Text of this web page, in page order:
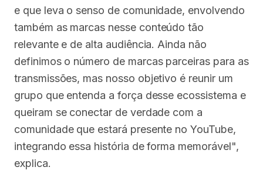
e que leva o senso de comunidade, envolvendo
também as marcas nesse conteúdo tão
relevante e de alta audiência. Ainda não
definimos o número de marcas parceiras para as
transmissões, mas nosso objetivo é reunir um
grupo que entenda a força desse ecossistema e
queiram se conectar de verdade com a
comunidade que estará presente no YouTube,
integrando essa história de forma memorável",
explica.